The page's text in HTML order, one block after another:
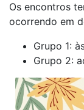
Os encontros
ocorrendo em
Grupo 1:
Grupo 2: